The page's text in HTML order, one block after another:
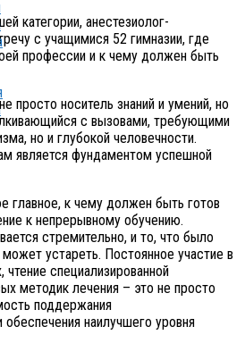
категории, анестезиолог-
с учащимися 52 гимназии, где
профессии и к чему должен быть
просто носитель знаний и умений, но
с вызовами, требующими
но и глубокой человечности.
является фундаментом успешной
главное, к чему должен быть готов
к непрерывному обучению.
стремительно, и то, что было
может устареть. Постоянное участие в
специализированной
методик лечения – это не просто
поддержания
обеспечения наилучшего уровня